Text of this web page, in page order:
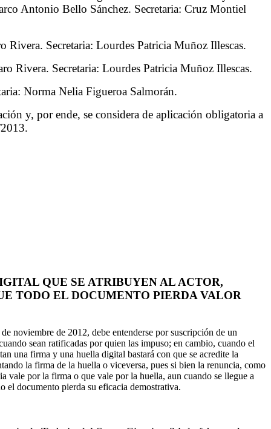
Antonio Bello Sánchez. Secretaria: Cruz Montiel
Secretaria: Lourdes Patricia Muñoz Illescas.
Rivera. Secretaria: Lourdes Patricia Muñoz Illescas.
Norma Nelia Figueroa Salmorán.
y, por ende, se considera de aplicación obligatoria a
QUE SE ATRIBUYEN AL ACTOR,
TODO EL DOCUMENTO PIERDA VALOR
noviembre de 2012, debe entenderse por suscripción de un
sean ratificadas por quien las impuso; en cambio, cuando el
una firma y una huella digital bastará con que se acredite la
la firma de la huella o viceversa, pues si bien la renuncia, como
vale por la firma o que vale por la huella, aun cuando se llegue a
el documento pierda su eficacia demostrativa.